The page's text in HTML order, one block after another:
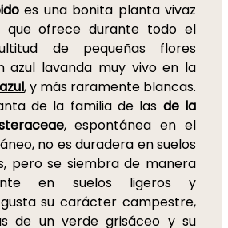
es una bonita planta vivaz
que ofrece durante todo el
de pequeñas flores
azul lavanda muy vivo en la
,y más raramente blancas.
de la familia de las de la
, espontánea en el
no es duradera en suelos
pero se siembra de manera
en suelos ligeros y
su carácter campestre,
de un verde grisáceo y su